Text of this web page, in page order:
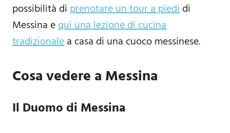
possibilità di prenotare un tour a piedidi
Messina equi una lezione di cucina
tradizionalea casa di una cuoco messinese.
Cosa vedere a Messina
Il Duomo di Messina